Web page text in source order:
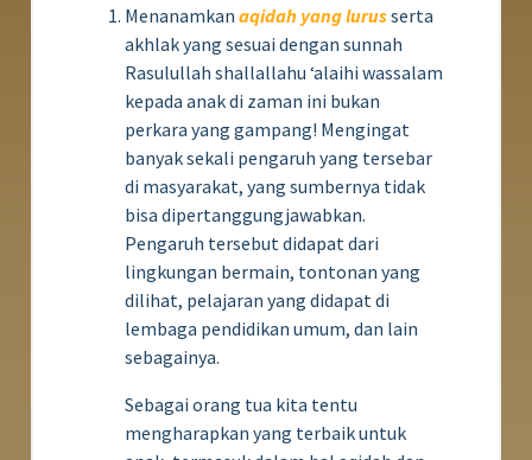
Menanamkan aqidah yang lurusserta
akhlak yang sesuai dengan sunnah
Rasulullah shallallahu ‘alaihi wassalam
kepada anak di zaman ini bukan
perkara yang gampang! Mengingat
banyak sekali pengaruh yang tersebar
di masyarakat, yang sumbernya tidak
bisa dipertanggungjawabkan.
Pengaruh tersebut didapat dari
lingkungan bermain, tontonan yang
dilihat, pelajaran yang didapat di
lembaga pendidikan umum, dan lain
sebagainya.
Sebagai orang tua kita tentu
mengharapkan yang terbaik untuk